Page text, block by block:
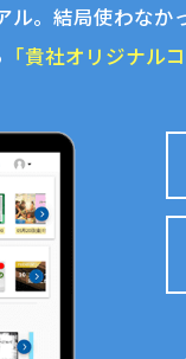
。結局使わなか
「貴社オリジナルコ